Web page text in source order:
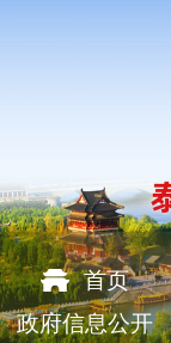
首页
政府信息公开